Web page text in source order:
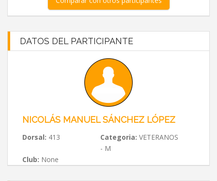
DATOS DEL PARTICIPANTE
NICOLÁS MANUEL SÁNCHEZ LÓPEZ
Dorsal: 413 Categoria: VETERANOS
- M
Club: None